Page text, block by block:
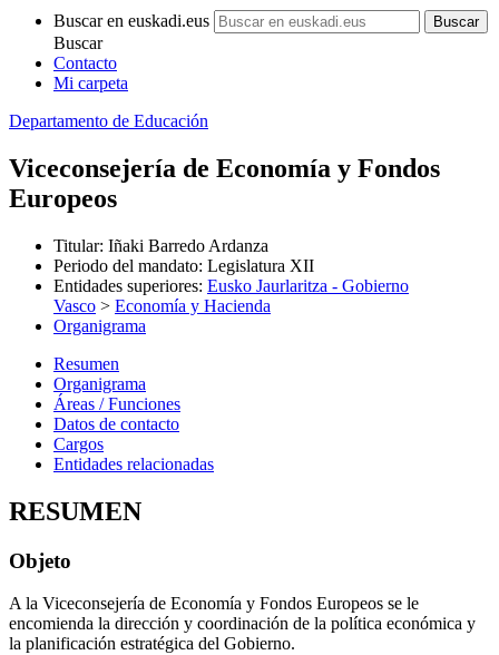
Buscar en euskadi.eus
Buscar
Contacto
Mi carpeta
Departamento de Educación
Viceconsejería de Economía y Fondos
Europeos
Titular: Iñaki Barredo Ardanza
Periodo del mandato: Legislatura XII
Entidades superiores: Eusko Jaurlaritza - Gobierno
Vasco > Economía y Hacienda
Organigrama
Resumen
Organigrama
Áreas / Funciones
Datos de contacto
Cargos
Entidades relacionadas
RESUMEN
Objeto
A la Viceconsejería de Economía y Fondos Europeos se le
encomienda la dirección y coordinación de la política económica y
la planificación estratégica del Gobierno.